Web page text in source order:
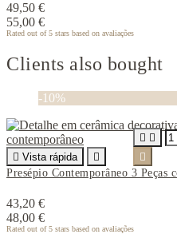
49,50 €
55,00 €
Rated out of 5 stars based on avaliações
Clients also bought
-10%
 Vista rápida

Presépio Contemporâneo 3 Peças
43,20 €
48,00 €
Rated out of 5 stars based on avaliações
 
